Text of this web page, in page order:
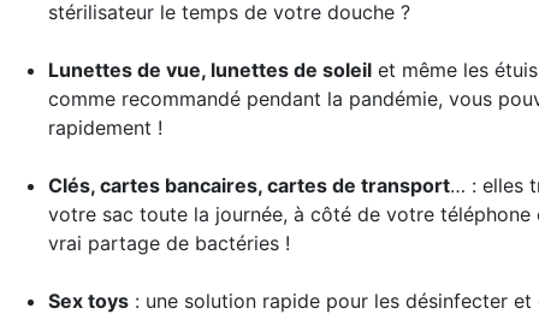
stérilisateur le temps de votre douche ?
Lunettes de vue, lunettes de soleil et même les
comme recommandé pendant la pandémie, vous
rapidement !
Clés, cartes bancaires, cartes de transport… : elles
votre sac toute la journée, à côté de votre
vrai partage de bactéries !
Sex toys : une solution rapide pour les désinfecter